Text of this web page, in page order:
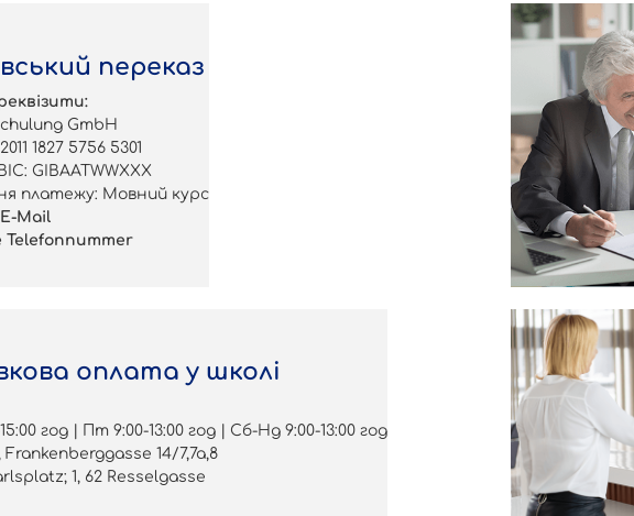
переказ
GmbH
1827 5756 5301
GIBAATWWXXX
платежу: Мовний курс
Mail
Telefonnummer
оплата у школі
год | Пт 9:00-13:00 год | Сб-Нд 9:00-13:00 год
Frankenberggasse 14/7,7a,8
1, 62 Resselgasse